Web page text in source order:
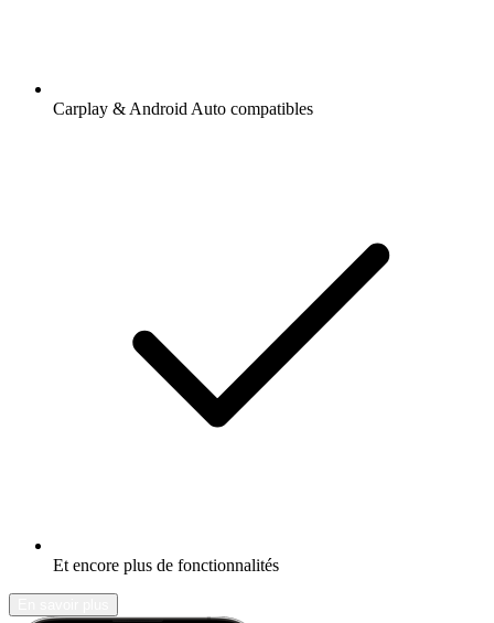
Carplay & Android Auto compatibles
Et encore plus de fonctionnalités